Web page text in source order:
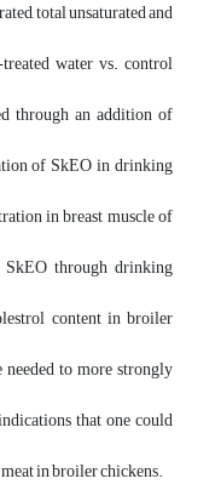
total unsaturated and
water vs. control
through an addition of
of SkEO in drinking
in breast muscle of
through drinking
content in broiler
to more strongly
that one could
in broiler chickens.